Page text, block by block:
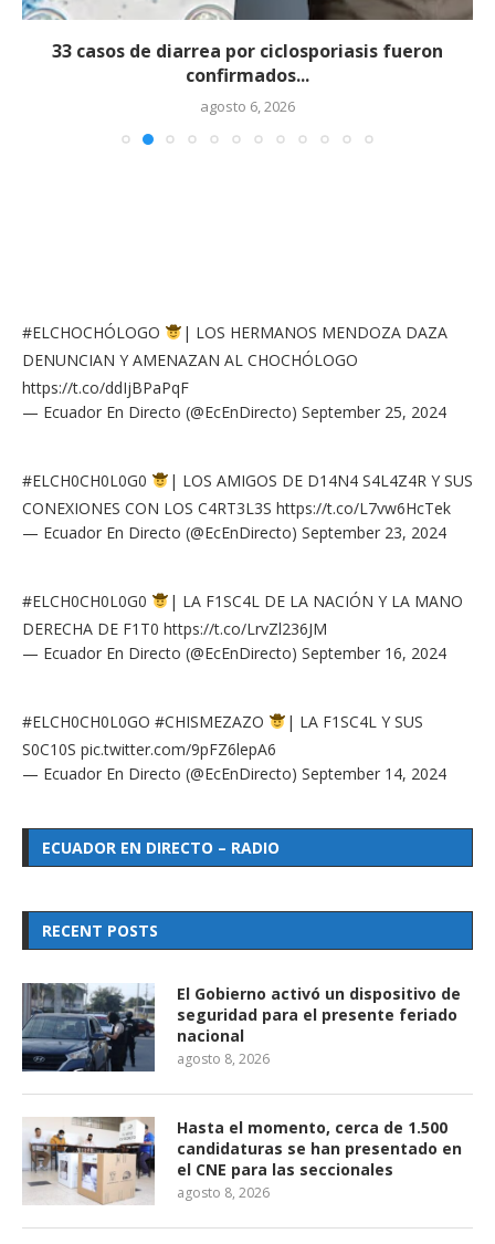
33 casos de diarrea por ciclosporiasis fueron
confirmados...
agosto 6, 2026
#ELCHOCHÓLOGO
| LOS HERMANOS MENDOZA DAZA
DENUNCIAN Y AMENAZAN AL CHOCHÓLOGO
https://t.co/ddIjBPaPqF
— Ecuador En Directo (@EcEnDirecto) September 25, 2024
#ELCH0CH0L0G0
| LOS AMIGOS DE D14N4 S4L4Z4R Y SUS
CONEXIONES CON LOS C4RT3L3S https://t.co/L7vw6HcTek
— Ecuador En Directo (@EcEnDirecto) September 23, 2024
#ELCH0CH0L0G0
| LA F1SC4L DE LA NACIÓN Y LA MANO
DERECHA DE F1T0 https://t.co/LrvZl236JM
— Ecuador En Directo (@EcEnDirecto) September 16, 2024
#ELCH0CH0L0GO #CHISMEZAZO
| LA F1SC4L Y SUS
S0C10S pic.twitter.com/9pFZ6lepA6
— Ecuador En Directo (@EcEnDirecto) September 14, 2024
ECUADOR EN DIRECTO – RADIO
RECENT POSTS
El Gobierno activó un dispositivo de
seguridad para el presente feriado
nacional
agosto 8, 2026
Hasta el momento, cerca de 1.500
candidaturas se han presentado en
el CNE para las seccionales
agosto 8, 2026